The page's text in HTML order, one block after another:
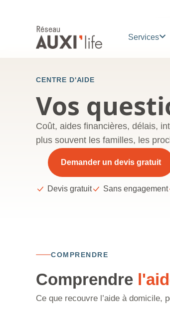
Services
CENTRE D'AIDE
Vos
Coût, aides financières, délais,
plus souvent les familles, les
Demander un devis gratuit
Devis gratuit Sans engagement
COMPRENDRE
Comprendre
Ce que recouvre l’aide à domicile,